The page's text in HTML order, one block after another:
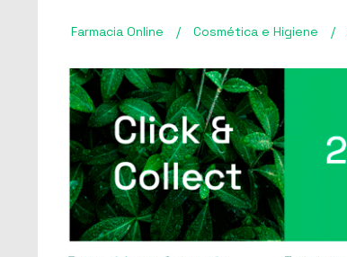
Farmacia Online / Cosmética e Higiene /